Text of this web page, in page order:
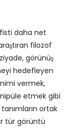
daha net
filozof
görünüş
hedefleyen
vermek,
etmek gibi
tanımların ortak
tür görüntü